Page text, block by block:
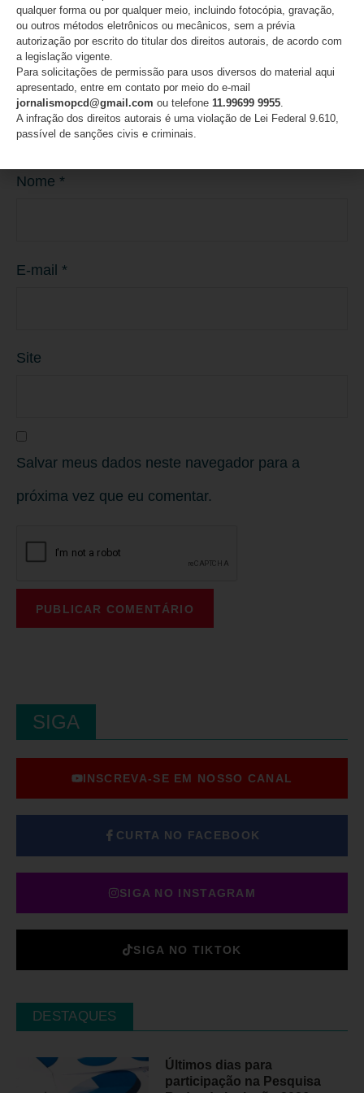
Nome *
E-mail *
Site
Salvar meus dados neste navegador para a
próxima vez que eu comentar.
SIGA
INSCREVA-SE EM NOSSO CANAL
CURTA NO FACEBOOK
SIGA NO INSTAGRAM
SIGA NO TIKTOK
DESTAQUES
Últimos dias para
participação na Pesquisa
qualquer forma ou por qualquer meio, incluindo fotocópia, gravação,
ou outros métodos eletrônicos ou mecânicos, sem a prévia
autorização por escrito do titular dos direitos autorais, de acordo com
a legislação vigente.
Para solicitações de permissão para usos diversos do material aqui
apresentado, entre em contato por meio do e-mail
jornalismopcd@gmail.com ou telefone 11.99699 9955
A infração dos direitos autorais é uma violação de Lei Federal 9.610,
passível de sanções civis e criminais.